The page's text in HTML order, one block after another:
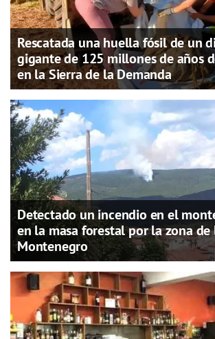
Rescatada una huella fósil de un
gigante de 125 millones de años
en la Sierra de la Demanda
Detectado un incendio en el
en la masa forestal por la zona
Montenegro